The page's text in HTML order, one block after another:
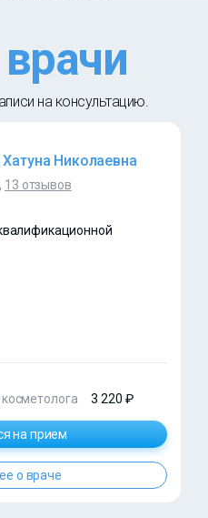
на консультацию.
Хатуна Николаевна
13 отзывов
3 220 ₽
на прием
о враче